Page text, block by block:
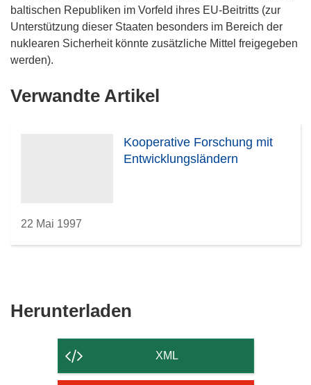
baltischen Republiken im Vorfeld ihres EU-Beitritts (zur
Unterstützung dieser Staaten besonders im Bereich der
nuklearen Sicherheit könnte zusätzliche Mittel freigegeben
werden).
Verwandte Artikel
Kooperative Forschung mit
Entwicklungsländern
22 Mai 1997
Herunterladen
der
Seite
XML